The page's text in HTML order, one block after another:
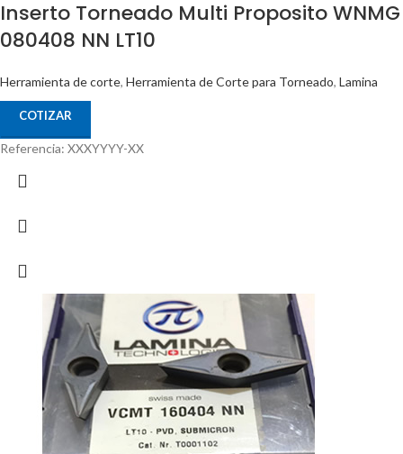
Inserto Torneado Multi Proposito WNMG
080408 NN LT10
Herramienta de corte, Herramienta de Corte para Torneado, Lamina
COTIZAR
Referencia: XXXYYYY-XX